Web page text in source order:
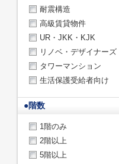
耐震構造
高級賃貸物件
UR・JKK・KJK
リノベ・デザイナーズ
タワーマンション
生活保護受給者向け
●階数
1階のみ
2階以上
5階以上